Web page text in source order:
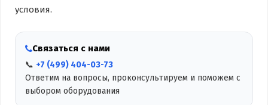
условия.
Связаться с нами
📞 +7 (499) 404-03-73
Ответим на вопросы, проконсультируем и поможем с
выбором оборудования